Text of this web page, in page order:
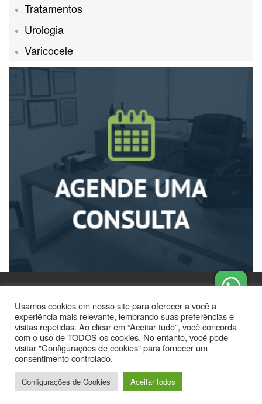
Tratamentos
Urologia
Varicocele
Todos os direitos Reservados - 2018
Usamos cookies em nosso site para oferecer a você a
experiência mais relevante, lembrando suas preferências e
visitas repetidas. Ao clicar em “Aceitar tudo”, você concorda
com o uso de TODOS os cookies. No entanto, você pode
visitar "Configurações de cookies" para fornecer um
consentimento controlado.
Configurações de Cookies Aceitar todos